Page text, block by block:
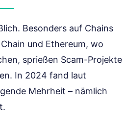
Besonders auf Chains
und Ethereum, wo
sprießen Scam-Projekte
In 2024 fand laut
Mehrheit – nämlich